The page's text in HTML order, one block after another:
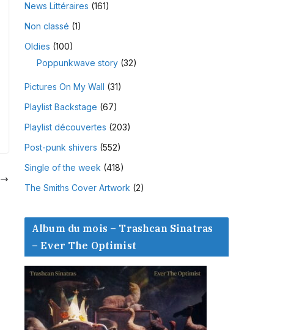
News Littéraires (161)
Non classé (1)
Oldies (100)
Poppunkwave story(32)
Pictures On My Wall (31)
Playlist Backstage (67)
Playlist découvertes (203)
Post-punk shivers (552)
Single of the week (418)
The Smiths Cover Artwork (2)
Album du mois – Trashcan Sinatras
– Ever The Optimist